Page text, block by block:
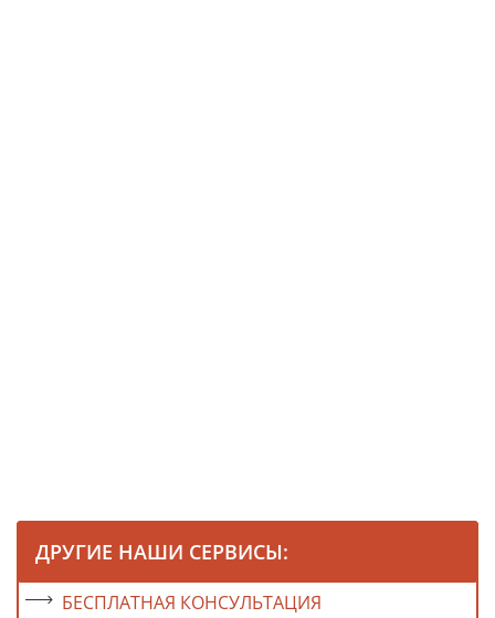
ДРУГИЕ НАШИ СЕРВИСЫ:
БЕСПЛАТНАЯ КОНСУЛЬТАЦИЯ